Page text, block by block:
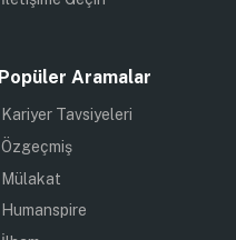
Popüler Aramalar
Kariyer Tavsiyeleri
Özgeçmiş
Mülakat
Humanspire